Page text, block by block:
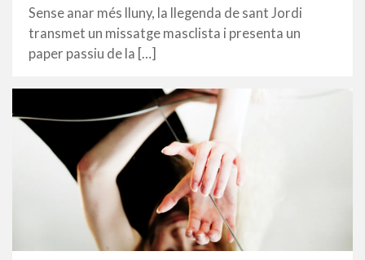
Sense anar més lluny, la llegenda de sant Jordi
transmet un missatge masclista i presenta un
paper passiu de la […]